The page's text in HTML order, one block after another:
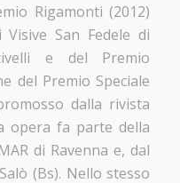
Rigamonti (2012)
San Fedele di
e del Premio
del Premio Speciale
dalla rivista
opera fa parte della
di Ravenna e, dal
(Bs). Nello stesso